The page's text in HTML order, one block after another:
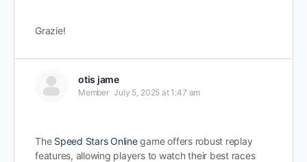
Grazie!
otis jame
Member July 5, 2025 at 1:47 am
The Speed Stars Onlinegame offers robust replay
features, allowing players to watch their best races